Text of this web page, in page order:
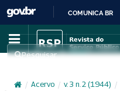
COMUNICA BR
Pesquisar
/ Acervo / v. 3 n. 2 (1944) /